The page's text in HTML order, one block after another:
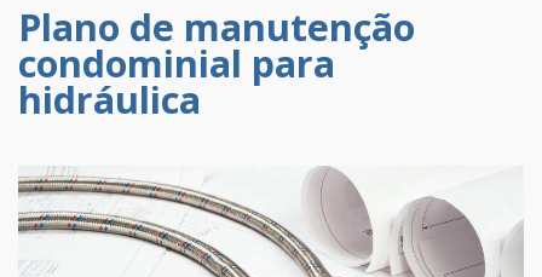
Plano de manutenção
condominial para
hidráulica